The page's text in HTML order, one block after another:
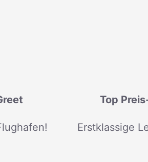
Top
Erstklassige